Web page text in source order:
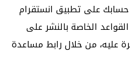
على تطبيق انستقرام
الخاصة بالنشر على
عليه، من خلال رابط مساعدة